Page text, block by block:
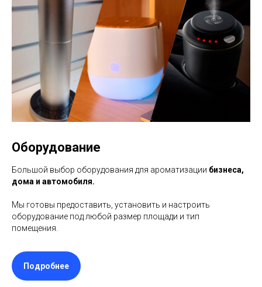
Оборудование
Большой выбор оборудования для ароматизации бизнеса,
дома и автомобиля.
Мы готовы предоставить, установить и настроить
оборудование под любой размер площади и тип
помещения.
Подробнее